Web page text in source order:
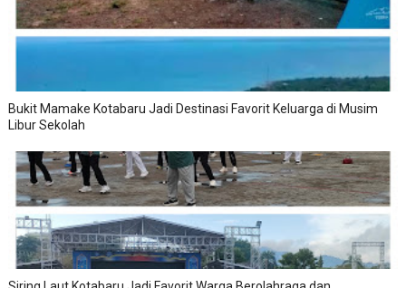
Bukit Mamake Kotabaru Jadi Destinasi Favorit Keluarga di Musim
Libur Sekolah